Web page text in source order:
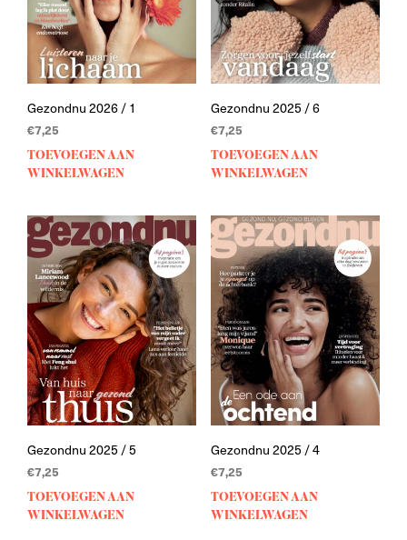
Gezondnu 2026 / 1
€7,25
TOEVOEGEN AAN
WINKELWAGEN
Gezondnu 2025 / 6
€7,25
TOEVOEGEN AAN
WINKELWAGEN
Gezondnu 2025 / 5
€7,25
TOEVOEGEN AAN
WINKELWAGEN
Gezondnu 2025 / 4
€7,25
TOEVOEGEN AAN
WINKELWAGEN